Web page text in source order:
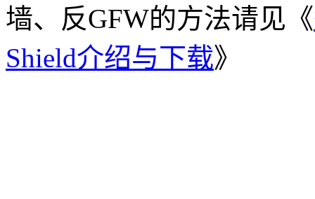
墙、反GFW的方法请见《
Shield介绍与下载》